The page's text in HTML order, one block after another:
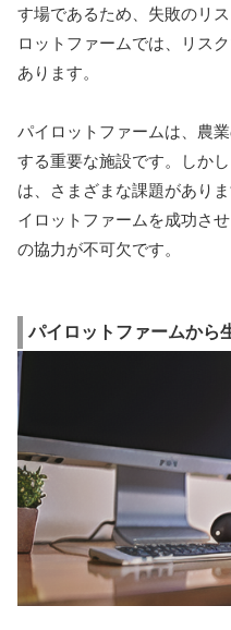
す場であるため、失敗のリ
ロットファームでは、リス
あります。
パイロットファームは、農
する重要な施設です。しか
は、さまざまな課題があり
イロットファームを成功さ
の協力が不可欠です。
パイロットファームから